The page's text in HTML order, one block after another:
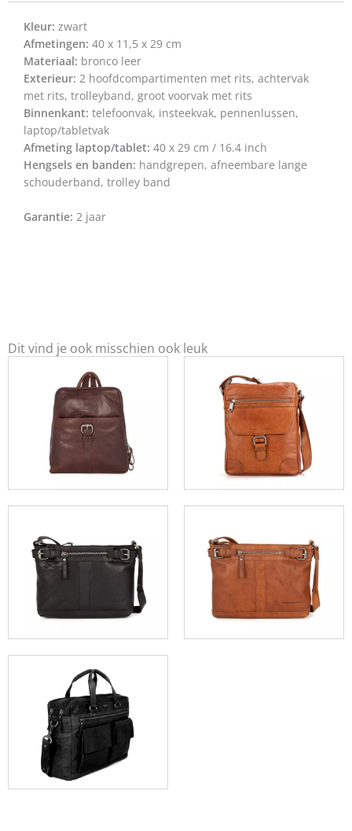
Kleur: zwart
Afmetingen: 40 x 11,5 x 29 cm
Materiaal: bronco leer
Exterieur: 2 hoofdcompartimenten met rits, achtervak
met rits, trolleyband, groot voorvak met rits
Binnenkant: telefoonvak, insteekvak, pennenlussen,
laptop/tabletvak
Afmeting laptop/tablet: 40 x 29 cm / 16.4 inch
Hengsels en banden: handgrepen, afneembare lange
schouderband, trolley band
Garantie: 2 jaar
Dit vind je ook misschien ook leuk